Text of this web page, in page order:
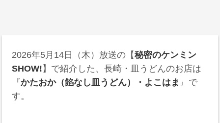
2026年5月14日 （木）放送の【秘密のケンミン
SHOW! 】で紹介した、長崎・皿うどんのお店は
『かたおか（餡なし皿うどん）・よこはま 』で
す。